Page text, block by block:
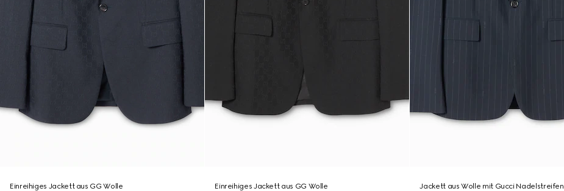
Einreihiges Jackett aus GG Wolle
Einreihiges Jackett aus GG Wolle
Jackett aus Wolle mit Gucci Nadelstreifen